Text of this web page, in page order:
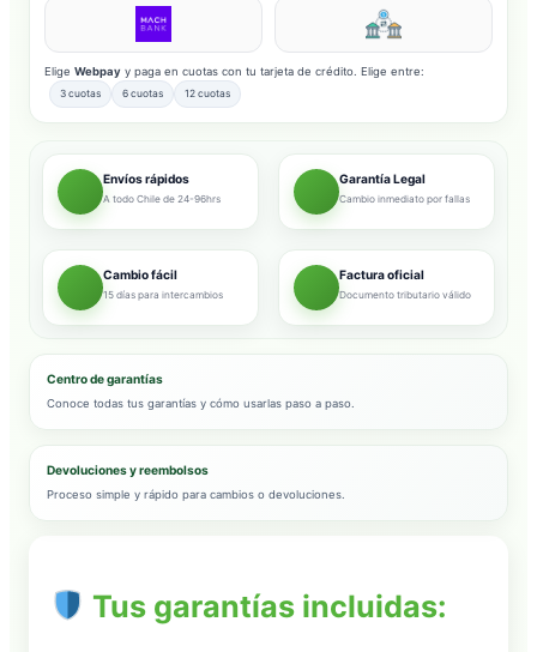
Elige Webpay y paga en cuotas con tu tarjeta de crédito. Elige entre:
3 cuotas 6 cuotas 12 cuotas
Envíos rápidos
A todo Chile de 24-96hrs
Garantía Legal
Cambio inmediato por fallas
Cambio fácil
15 días para intercambios
Factura oficial
Documento tributario válido
Centro de garantías
Conoce todas tus garantías y cómo usarlas paso a paso.
Devoluciones y reembolsos
Proceso simple y rápido para cambios o devoluciones.
Tus garantías incluidas: